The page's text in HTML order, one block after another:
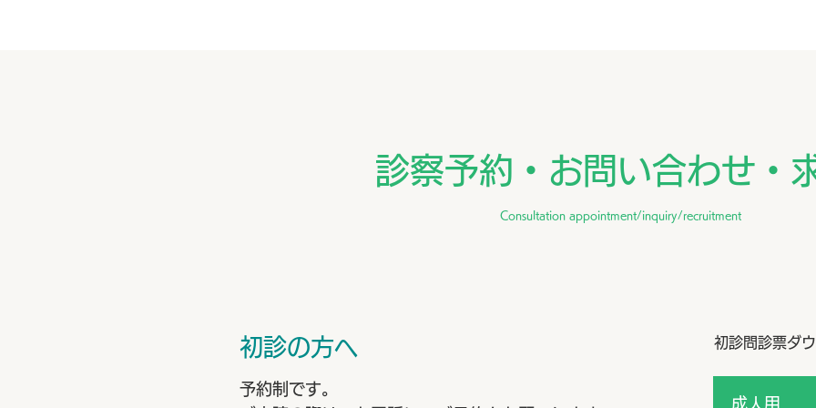
診察予約・お問い合わせ・
Consultation appointment/inquiry/recruitment
初診の方へ
予約制です。
初診問診票ダ
成人用